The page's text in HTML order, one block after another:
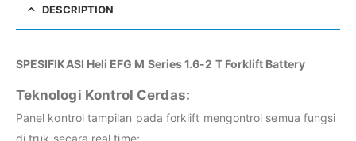
DESCRIPTION
SPESIFIKASI Heli EFG M Series 1.6-2 T Forklift Battery
Teknologi Kontrol Cerdas:
Panel kontrol tampilan pada forklift mengontrol semua fungsi
di truk secara real time;